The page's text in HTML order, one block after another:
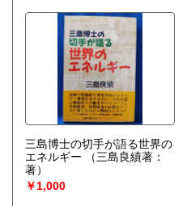
三島博士の切手が語る世界の
エネルギー
（三島良績著：
著）
￥1,000